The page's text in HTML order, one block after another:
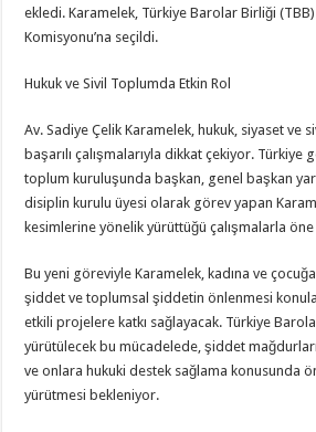
ekledi. Karamelek, Türkiye Barolar Birliği
Komisyonu’na seçildi.
Hukuk ve Sivil Toplumda Etkin Rol
Av. Sadiye Çelik Karamelek, hukuk, siyaset ve
başarılı çalışmalarıyla dikkat çekiyor. Türkiye
toplum kuruluşunda başkan, genel başkan
disiplin kurulu üyesi olarak görev yapan
kesimlerine yönelik yürüttüğü çalışmalarla öne
Bu yeni göreviyle Karamelek, kadına ve
şiddet ve toplumsal şiddetin önlenmesi
etkili projelere katkı sağlayacak. Türkiye
yürütülecek bu mücadelede, şiddet
ve onlara hukuki destek sağlama konusunda
yürütmesi bekleniyor.